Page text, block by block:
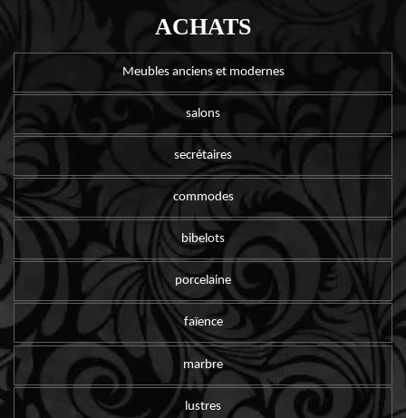
ACHATS
Meubles anciens et modernes
salons
secrétaires
commodes
bibelots
porcelaine
faïence
marbre
lustres